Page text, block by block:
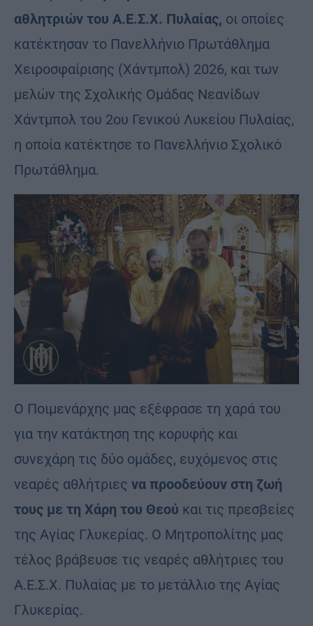
αθλητριών του Α.Ε.Σ.Χ. Πυλαίας, οι οποίες
κατέκτησαν το Πανελλήνιο Πρωτάθλημα
Χειροσφαίρισης (Χάντμπολ) 2026, και των
μελών της Σχολικής Ομάδας Νεανίδων
Χάντμπολ του 2ου Γενικού Λυκείου Πυλαίας,
η οποία κατέκτησε το Πανελλήνιο Σχολικό
Πρωτάθλημα.
Ο Ποιμενάρχης μας εξέφρασε τη χαρά του
για την κατάκτηση της κορυφής και
συνεχάρη τις δύο ομάδες, ευχόμενος στις
νεαρές αθλήτριες να προοδεύουν στη ζωή
τους με τη Χάρη του Θεού και τις πρεσβείες
της Αγίας Γλυκερίας. Ο Μητροπολίτης μας
τέλος βράβευσε τις νεαρές αθλήτριες του
Α.Ε.Σ.Χ. Πυλαίας με το μετάλλιο της Αγίας
Γλυκερίας.